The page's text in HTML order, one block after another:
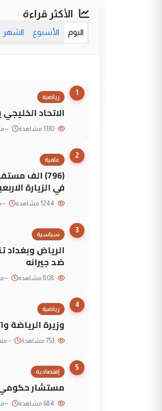
الأكثر قراءة
اليوم الأسبوع الشهر
1
رياضية
الاتحاد الخليجي يعلن
--منذ
2
علمية
(796) الف
في الزيارة
--
3
سياسية
الرياض وبغداد
ضد جيرانه
--منذ
4
رياضية
وزيرة الرياضة
--منذ 24
5
إقتصادية
مستشار
--منذ